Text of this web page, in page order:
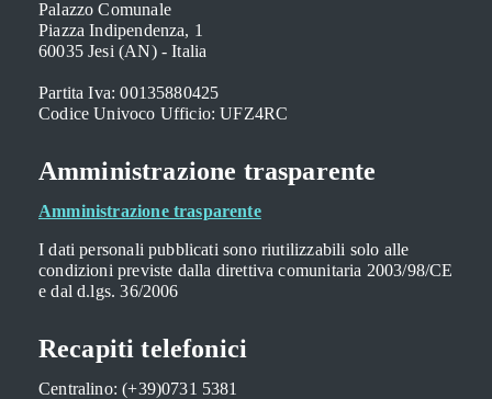
Palazzo Comunale
Piazza Indipendenza, 1
60035 Jesi (AN) - Italia
Partita Iva: 00135880425
Codice Univoco Ufficio: UFZ4RC
Amministrazione trasparente
Amministrazione trasparente
I dati personali pubblicati sono riutilizzabili solo alle
condizioni previste dalla direttiva comunitaria 2003/98/CE
e dal d.lgs. 36/2006
Recapiti telefonici
Centralino: (+39)0731 5381